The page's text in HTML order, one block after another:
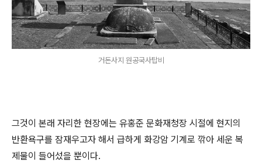
거돈사지 원공국사탑비
그것이 본래 자리한 현장에는 유홍준 문화재청장 시절에 현지의
반환욕구를 잠재우고자 해서 급하게 화강암 기계로 깎아 세운 복
제물이 들어섰을 뿐이다.